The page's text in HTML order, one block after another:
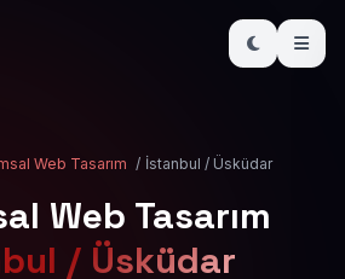
Web Tasarım / İstanbul / Üsküdar
Web Tasarım
/ Üsküdar